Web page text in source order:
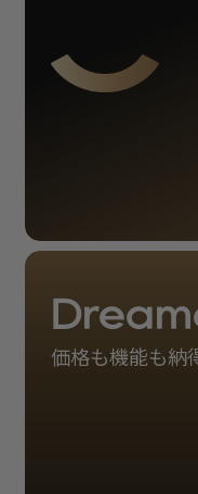
価格も機能も納